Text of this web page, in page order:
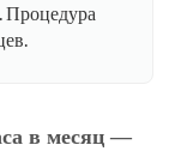
Процедура
в месяц —